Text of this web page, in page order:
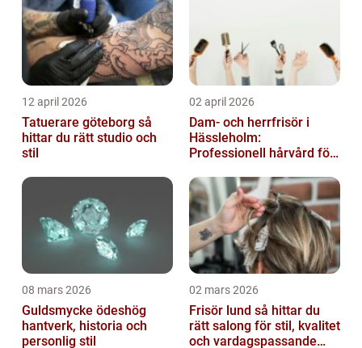
12 april 2026
Tatuerare göteborg så
hittar du rätt studio och
stil
02 april 2026
Dam- och herrfrisör i
Hässleholm:
Professionell hårvård för
08 mars 2026
Guldsmycke ödeshög
hantverk, historia och
personlig stil
02 mars 2026
Frisör lund så hittar du
rätt salong för stil, kvalitet
och vardagspassande